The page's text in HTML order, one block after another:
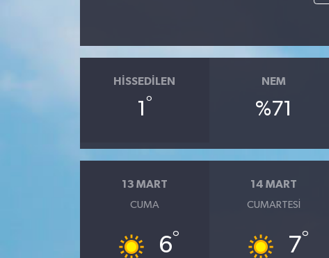
HISSEDILEN
1 °
NEM
%71
13 MART
CUMA
6°
14 MART
CUMARTESI
7°